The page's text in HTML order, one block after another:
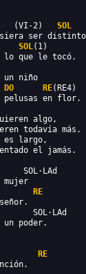
2) SOL
ser
SOL(1)
lo que le tocó.
un niño
DO RE(RE4)
pelusas en flor.
algo,
todavía más.
es largo,
el jamás.
mujer
RE
un poder.
RE